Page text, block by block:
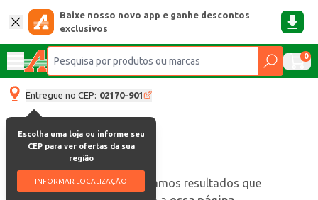
Baixe nosso novo app e ganhe descontos
exclusivos
0
Entregue no CEP: 02170-901
Escolha uma loja ou informe seu
CEP para ver ofertas da sua
região
INFORMAR LOCALIZAÇÃO
oops, não encontramos resultados que